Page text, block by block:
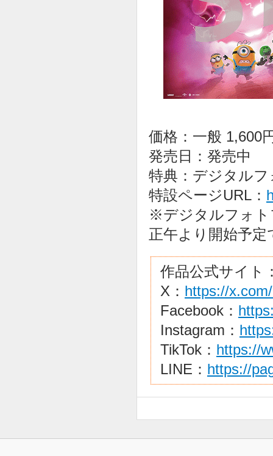
価格：一般 1,600
発売日：発売中
特典：デジタル
特設ページURL：
※デジタルフォト
正午より開始予定
作品公式サイト
X： https://
Facebook：
Instagram：
TikTok： https://
LINE： https://